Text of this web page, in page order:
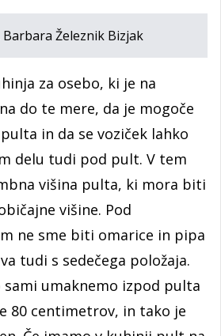
Barbara Železnik Bizjak
za osebo, ki je na
do te mere, da je mogoče
in da se voziček lahko
delu tudi pod pult. V tem
višina pulta, ki mora biti
višine. Pod
ne sme biti omarice in pipa
tudi s sedečega položaja.
sami umaknemo izpod pulta
80 centimetrov, in tako je